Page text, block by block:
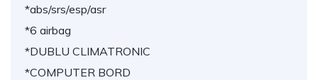
*abs/srs/esp/asr
*6 airbag
*DUBLU CLIMATRONIC
*COMPUTER BORD